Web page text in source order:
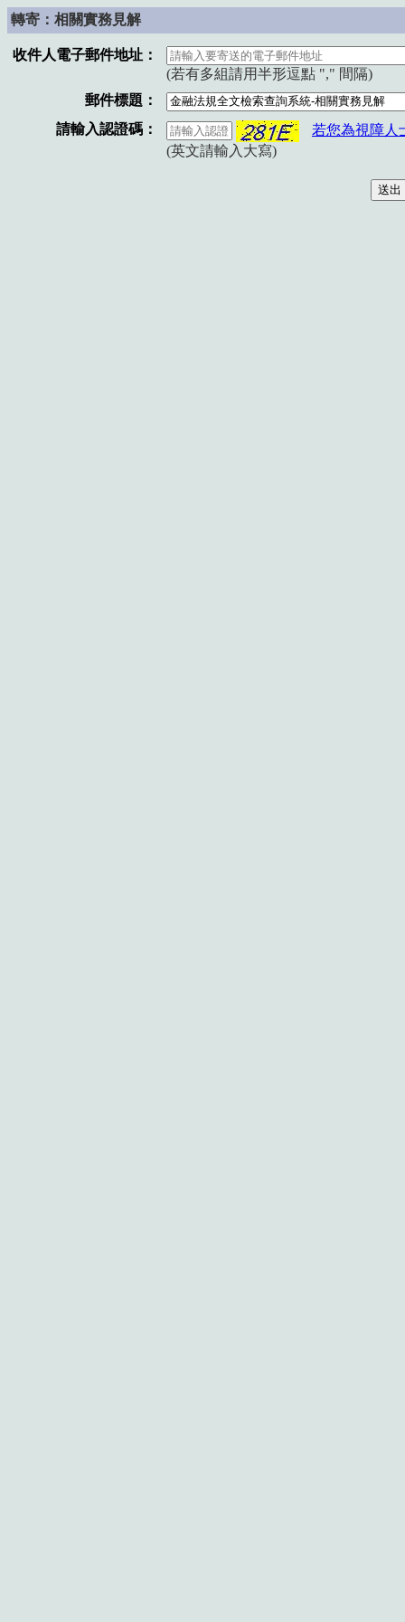
轉寄：相關實務見解
收件人電子郵件地址：
(若有多組請用半形逗點 "," 間隔)
郵件標題：
請輸入認證碼：
若您為視障人
(英文請輸入大寫)